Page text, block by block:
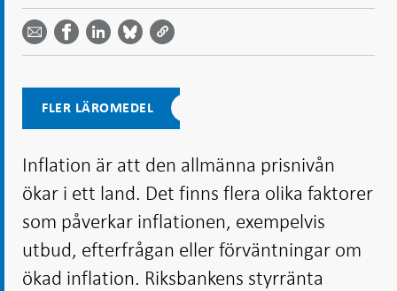
Dela
email -
Öppnas
Dela på
Facebook
- Öppnas
Dela på
LinkedIn
-
Öppnas
på
Bluesky
-
i ny flik
på
Twitter
-
i ny flik
FLER LÄROMEDEL
Inflation är att den allmänna prisnivån
ökar i ett land. Det finns flera olika faktorer
som påverkar inflationen, exempelvis
utbud, efterfrågan eller förväntningar om
ökad inflation. Riksbankens styrränta